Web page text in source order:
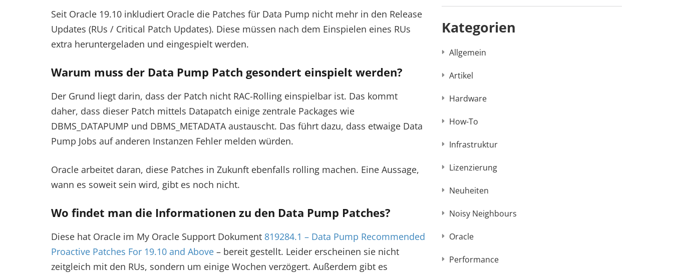
Seit Oracle 19.10 inkludiert Oracle die Patches für Data Pump nicht mehr in den Release
Updates (RUs / Critical Patch Updates). Diese müssen nach dem Einspielen eines RUs
extra heruntergeladen und eingespielt werden.
Warum muss der Data Pump Patch gesondert einspielt werden?
Der Grund liegt darin, dass der Patch nicht RAC-Rolling einspielbar ist. Das kommt
daher, dass dieser Patch mittels Datapatch einige zentrale Packages wie
DBMS_DATAPUMP und DBMS_METADATA austauscht. Das führt dazu, dass etwaige Data
Pump Jobs auf anderen Instanzen Fehler melden würden.
Oracle arbeitet daran, diese Patches in Zukunft ebenfalls rolling machen. Eine Aussage,
wann es soweit sein wird, gibt es noch nicht.
Wo findet man die Informationen zu den Data Pump Patches?
Diese hat Oracle im My Oracle Support Dokument 819284.1 – Data Pump Recommended
Proactive Patches For 19.10 and Above – bereit gestellt. Leider erscheinen sie nicht
zeitgleich mit den RUs, sondern um einige Wochen verzögert. Außerdem gibt es
Kategorien
Allgemein
Artikel
Hardware
How-To
Infrastruktur
Lizenzierung
Neuheiten
Noisy Neighbours
Oracle
Performance